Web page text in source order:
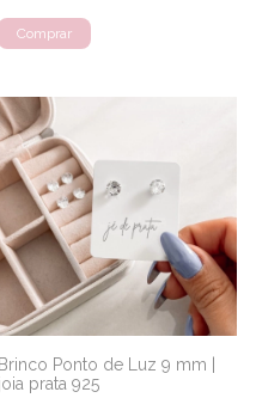
Comprar
Brinco Ponto de Luz 9 mm |
joia prata 925